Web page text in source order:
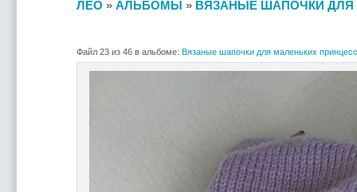
ЛЕО » АЛЬБОМЫ » ВЯЗАНЫЕ ШАПОЧКИ ДЛЯ
Файл 23 из 46 в альбоме: Вязаные шапочки для маленьких